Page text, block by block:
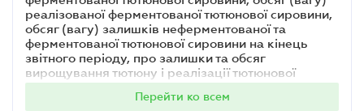
реалізованої ферментованої тютюнової сировини,
обсяг (вагу) залишків неферментованої та
ферментованої тютюнової сировини на кінець
звітного періоду, про залишки та обсяг
вирощування тютюну і реалізації тютюнової
сировини, посівну площу (форма № 1-ВП), за
липень 2026 рокуПерейти ко всем